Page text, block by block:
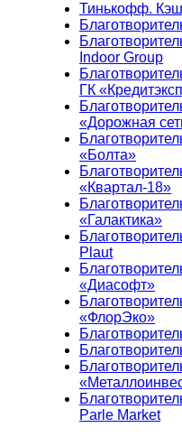
Тинькофф.
Indoor Group
ГК
«Дорожная
«Болта»
«Квартал-18»
«Галактика»
Plaut
«Диасофт»
«ФлорЭко»
Parle Market